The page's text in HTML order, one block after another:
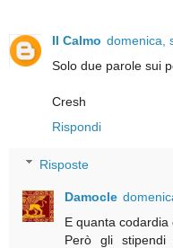
Il Calmo domenica,
Solo due parole sui
Cresh
Rispondi
Risposte
Damocle
E quanta codardia
Però gli